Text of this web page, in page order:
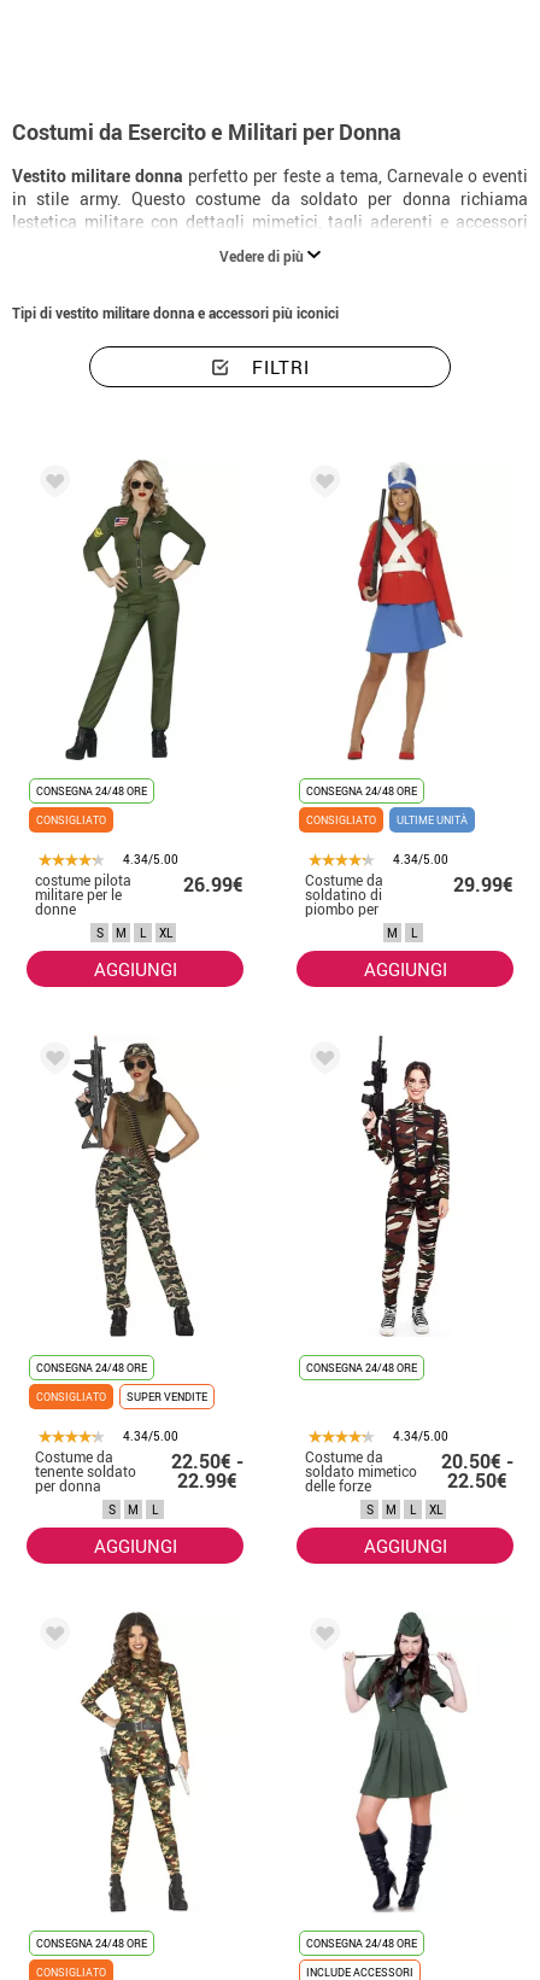
Costumi da Esercito e Militari per Donna
Vestito militare donna perfetto per feste a tema, Carnevale o eventi
in stile army. Questo costume da soldato per donna richiama
lestetica militare con dettagli mimetici, tagli aderenti e accessori
come cappello, cintura e medaglie. Ideale per chi cerca un look
deciso e femminile ispirato alluniverso militare.
Vedere di più
Tipi di vestito militare donna e accessori più iconici
FILTRI
CONSEGNA 24/48 ORE
CONSIGLIATO
4.34/5.00
costume pilota
militare per le
donne
26.99€
S M L XL
AGGIUNGI
CONSEGNA 24/48 ORE
CONSIGLIATO
ULTIME UNITÀ
4.34/5.00
Costume da
soldatino di
piombo per
donna
29.99€
M L
AGGIUNGI
CONSEGNA 24/48 ORE
CONSIGLIATO
SUPER VENDITE
4.34/5.00
Costume da
tenente soldato
per donna
22.50€ -
22.99€
S M L
AGGIUNGI
CONSEGNA 24/48 ORE
4.34/5.00
Costume da
soldato mimetico
delle forze
speciali da
20.50€ -
22.50€
S M L XL
AGGIUNGI
CONSEGNA 24/48 ORE
CONSIGLIATO
CONSEGNA 24/48 ORE
INCLUDE ACCESSORI